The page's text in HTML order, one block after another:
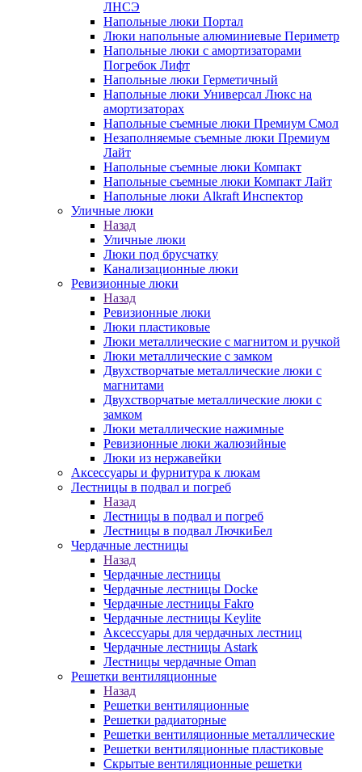
ЛНСЭ
Напольные люки Портал
Люки напольные алюминиевые Периметр
Напольные люки с амортизаторами
Погребок Лифт
Напольные люки Герметичный
Напольные люки Универсал Люкс на
амортизаторах
Напольные съемные люки Премиум Смол
Незаполняемые съемные люки Премиум
Лайт
Напольные съемные люки Компакт
Напольные съемные люки Компакт Лайт
Напольные люки Alkraft Инспектор
Уличные люки
Назад
Уличные люки
Люки под брусчатку
Канализационные люки
Ревизионные люки
Назад
Ревизионные люки
Люки пластиковые
Люки металлические с магнитом и ручкой
Люки металлические с замком
Двухстворчатые металлические люки с
магнитами
Двухстворчатые металлические люки с
замком
Люки металлические нажимные
Ревизионные люки жалюзийные
Люки из нержавейки
Аксессуары и фурнитура к люкам
Лестницы в подвал и погреб
Назад
Лестницы в подвал и погреб
Лестницы в подвал ЛючкиБел
Чердачные лестницы
Назад
Чердачные лестницы
Чердачные лестницы Docke
Чердачные лестницы Fakro
Чердачные лестницы Keylite
Аксессуары для чердачных лестниц
Чердачные лестницы Astark
Лестницы чердачные Oman
Решетки вентиляционные
Назад
Решетки вентиляционные
Решетки радиаторные
Решетки вентиляционные металлические
Решетки вентиляционные пластиковые
Скрытые вентиляционные решетки